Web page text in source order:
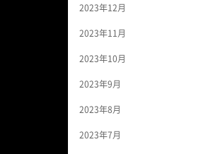
2023年12月
2023年11月
2023年10月
2023年9月
2023年8月
2023年7月